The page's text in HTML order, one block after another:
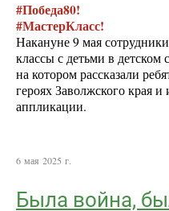
#Победа80!
#МастерКласс!
Накануне 9 мая
классы с детьми в детском
на котором рассказали
героях Заволжского края
аппликации.
6 мая 2025 г.
Была война,